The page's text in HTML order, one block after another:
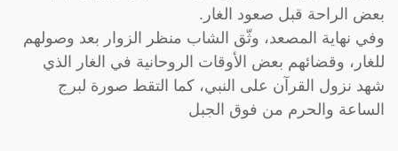
بعض الراحة قبل صعود الغار.
وفي نهاية المصعد، وثّق الشاب منظر الزوار بعد وصولهم
للغار، وقضائهم بعض الأوقات الروحانية في الغار الذي
شهد نزول القرآن على النبي، كما التقط صورة لبرج
الساعة والحرم من فوق الجبل